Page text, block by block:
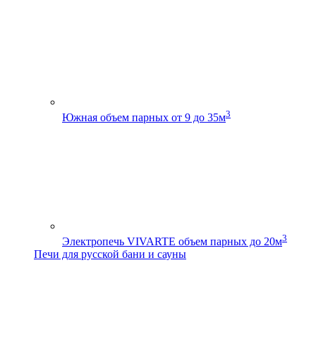
Южная объем парных от 9 до 35м3
Электропечь VIVARTE объем парных до 20м3
Печи для русской бани и сауны